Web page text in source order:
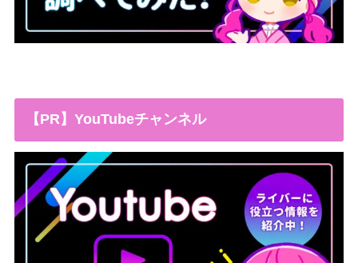
【PR】YouTubeチャンネル